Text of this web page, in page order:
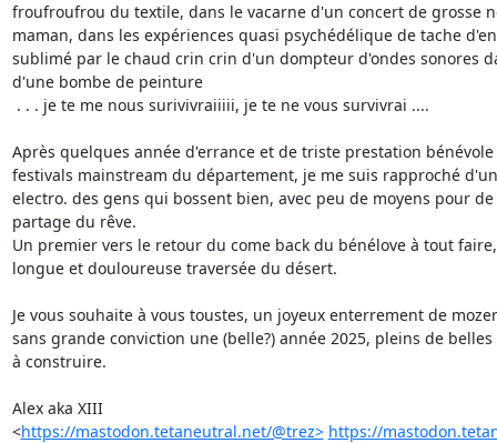
froufroufrou du textile, dans le vacarne d'un concert de grosse
maman, dans les expériences quasi psychédélique de tache
sublimé par le chaud crin crin d'un dompteur d'ondes sonores
d'une bombe de peinture
Après quelques année d'errance et de triste prestation bénévole
festivals mainstream du département, je me suis rapproché
electro. des gens qui bossent bien, avec peu de moyens pour
partage du rêve.
Un premier vers le retour du come back du bénélove à tout
longue et douloureuse traversée du désert.
Je vous souhaite à vous toustes, un joyeux enterrement de
sans grande conviction une (belle?) année 2025, pleins de
à construire.
Alex aka XIII
<https://mastodon.tetaneutral.net/@trez> https://